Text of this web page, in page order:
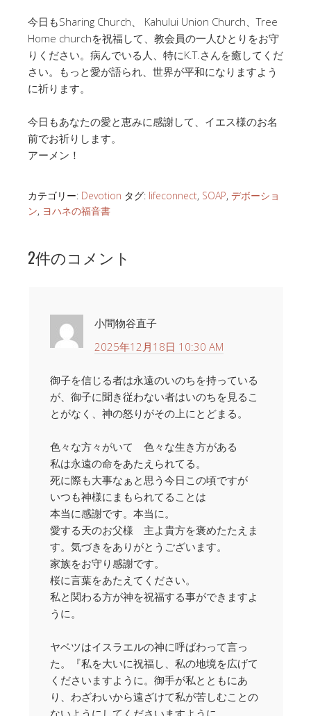
今日もSharing Church、 Kahului Union Church、Tree
Home churchを祝福して、教会員の一人ひとりをお守
りください。病んでいる人、特にK.T.さんを癒してくだ
さい。もっと愛が語られ、世界が平和になりますよう
に祈ります。
今日もあなたの愛と恵みに感謝して、イエス様のお名
前でお祈りします。
アーメン！
カテゴリー: Devotion タグ: lifeconnect, SOAP, デボーショ
ン, ヨハネの福音書
2件のコメント
小間物谷直子
2025年12月18日 10:30 AM
御子を信じる者は永遠のいのちを持っている
が、御子に聞き従わない者はいのちを見るこ
とがなく、神の怒りがその上にとどまる。
色々な方々がいて 色々な生き方がある
私は永遠の命をあたえられてる。
死に際も大事なぁと思う今日この頃ですが
いつも神様にまもられてることは
本当に感謝です。本当に。
愛する天のお父様 主よ貴方を褒めたたえま
す。気づきをありがとうございます。
家族をお守り感謝です。
桜に言葉をあたえてください。
私と関わる方が神を祝福する事ができますよ
うに。
ヤベツはイスラエルの神に呼ばわって言っ
た。『私を大いに祝福し、私の地境を広げて
くださいますように。御手が私とともにあ
り、わざわいから遠ざけて私が苦しむことの